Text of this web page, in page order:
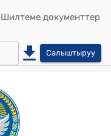
Шилтеме документтер
Салыштыруу